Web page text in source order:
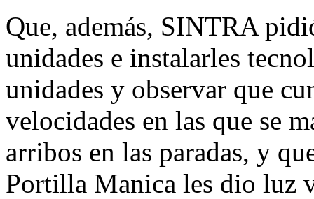
Que, además, SINTRA
unidades e instalarles
unidades y observar que
velocidades en las que se
arribos en las paradas, y
Portilla Manica les dio luz